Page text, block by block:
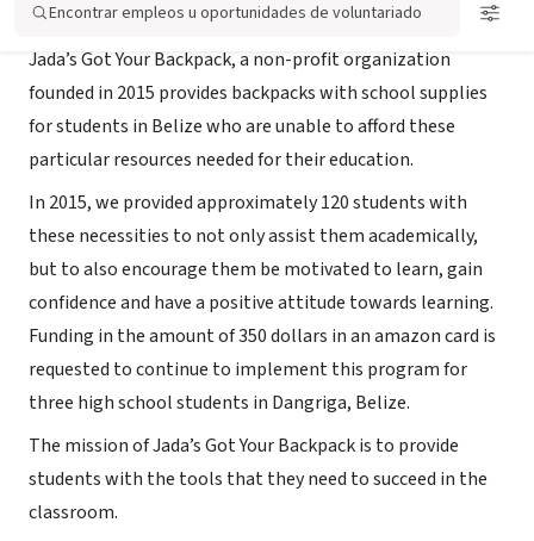
Encontrar empleos u oportunidades de voluntariado
Jada’s Got Your Backpack, a non-profit organization
founded in 2015 provides backpacks with school supplies
for students in Belize who are unable to afford these
particular resources needed for their education.
In 2015, we provided approximately 120 students with
these necessities to not only assist them academically,
but to also encourage them be motivated to learn, gain
confidence and have a positive attitude towards learning.
Funding in the amount of 350 dollars in an amazon card is
requested to continue to implement this program for
three high school students in Dangriga, Belize.
The mission of Jada’s Got Your Backpack is to provide
students with the tools that they need to succeed in the
classroom.